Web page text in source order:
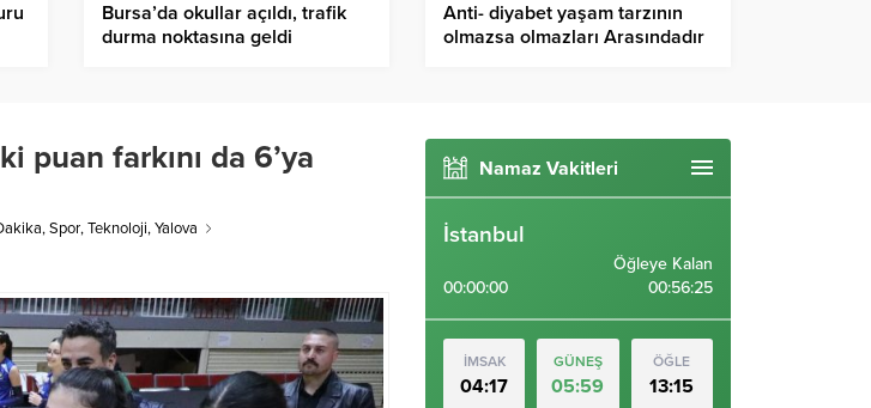
Bursa’da okullar açıldı, trafik
durma noktasına geldi
Anti- diyabet yaşam tarzının
olmazsa olmazları Arasındadır
puan farkını da 6’ya
,Spor,Teknoloji,Yalova
Namaz Vakitleri
İstanbul
00:00:00
Öğleye Kalan
00:56:24
İMSAK
04:17
GÜNEŞ
05:59
ÖĞLE
13:15